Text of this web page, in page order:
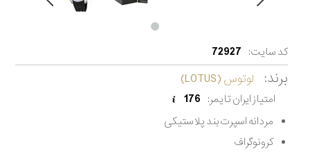
کد سایت: 72927
برند: لوتوس (LOTUS)
امتیاز ایران تایمر: 176
مردانه اسپرت بند پلاستیکی
کرونوگراف